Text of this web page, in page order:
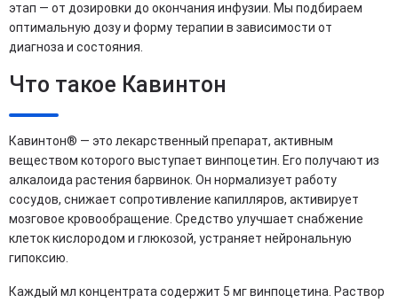
этап — от дозировки до окончания инфузии. Мы подбираем
оптимальную дозу и форму терапии в зависимости от
диагноза и состояния.
Что такое Кавинтон
Кавинтон® — это лекарственный препарат, активным
веществом которого выступает винпоцетин. Его получают из
алкалоида растения барвинок. Он нормализует работу
сосудов, снижает сопротивление капилляров, активирует
мозговое кровообращение. Средство улучшает снабжение
клеток кислородом и глюкозой, устраняет нейрональную
гипоксию.
Каждый мл концентрата содержит 5 мг винпоцетина. Раствор